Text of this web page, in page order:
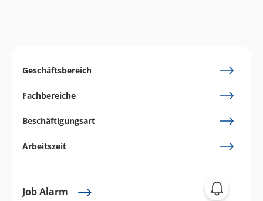
Geschäftsbereich
Fachbereiche
Beschäftigungsart
Arbeitszeit
Job Alarm